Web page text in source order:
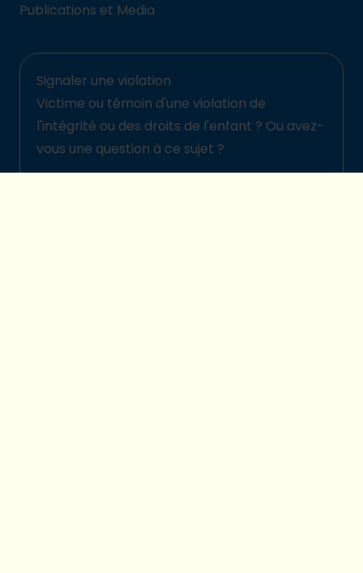
Publications et Media
Signaler une violation
Victime ou témoin d'une violation de
l'intégrité ou des droits de l'enfant ? Ou avez-
vous une question à ce sujet ?